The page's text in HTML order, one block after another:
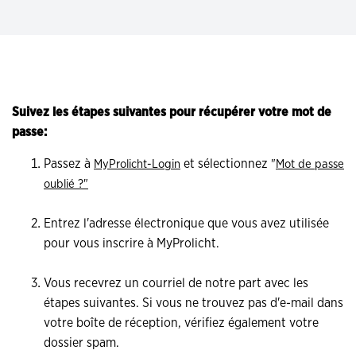
Suivez les étapes suivantes pour récupérer votre mot de
passe:
Passez à MyProlicht-Login et sélectionnez " Mot de passe
oublié ?"
Entrez l'adresse électronique que vous avez utilisée
pour vous inscrire à MyProlicht.
Vous recevrez un courriel de notre part avec les
étapes suivantes. Si vous ne trouvez pas d'e-mail dans
votre boîte de réception, vérifiez également votre
dossier spam.